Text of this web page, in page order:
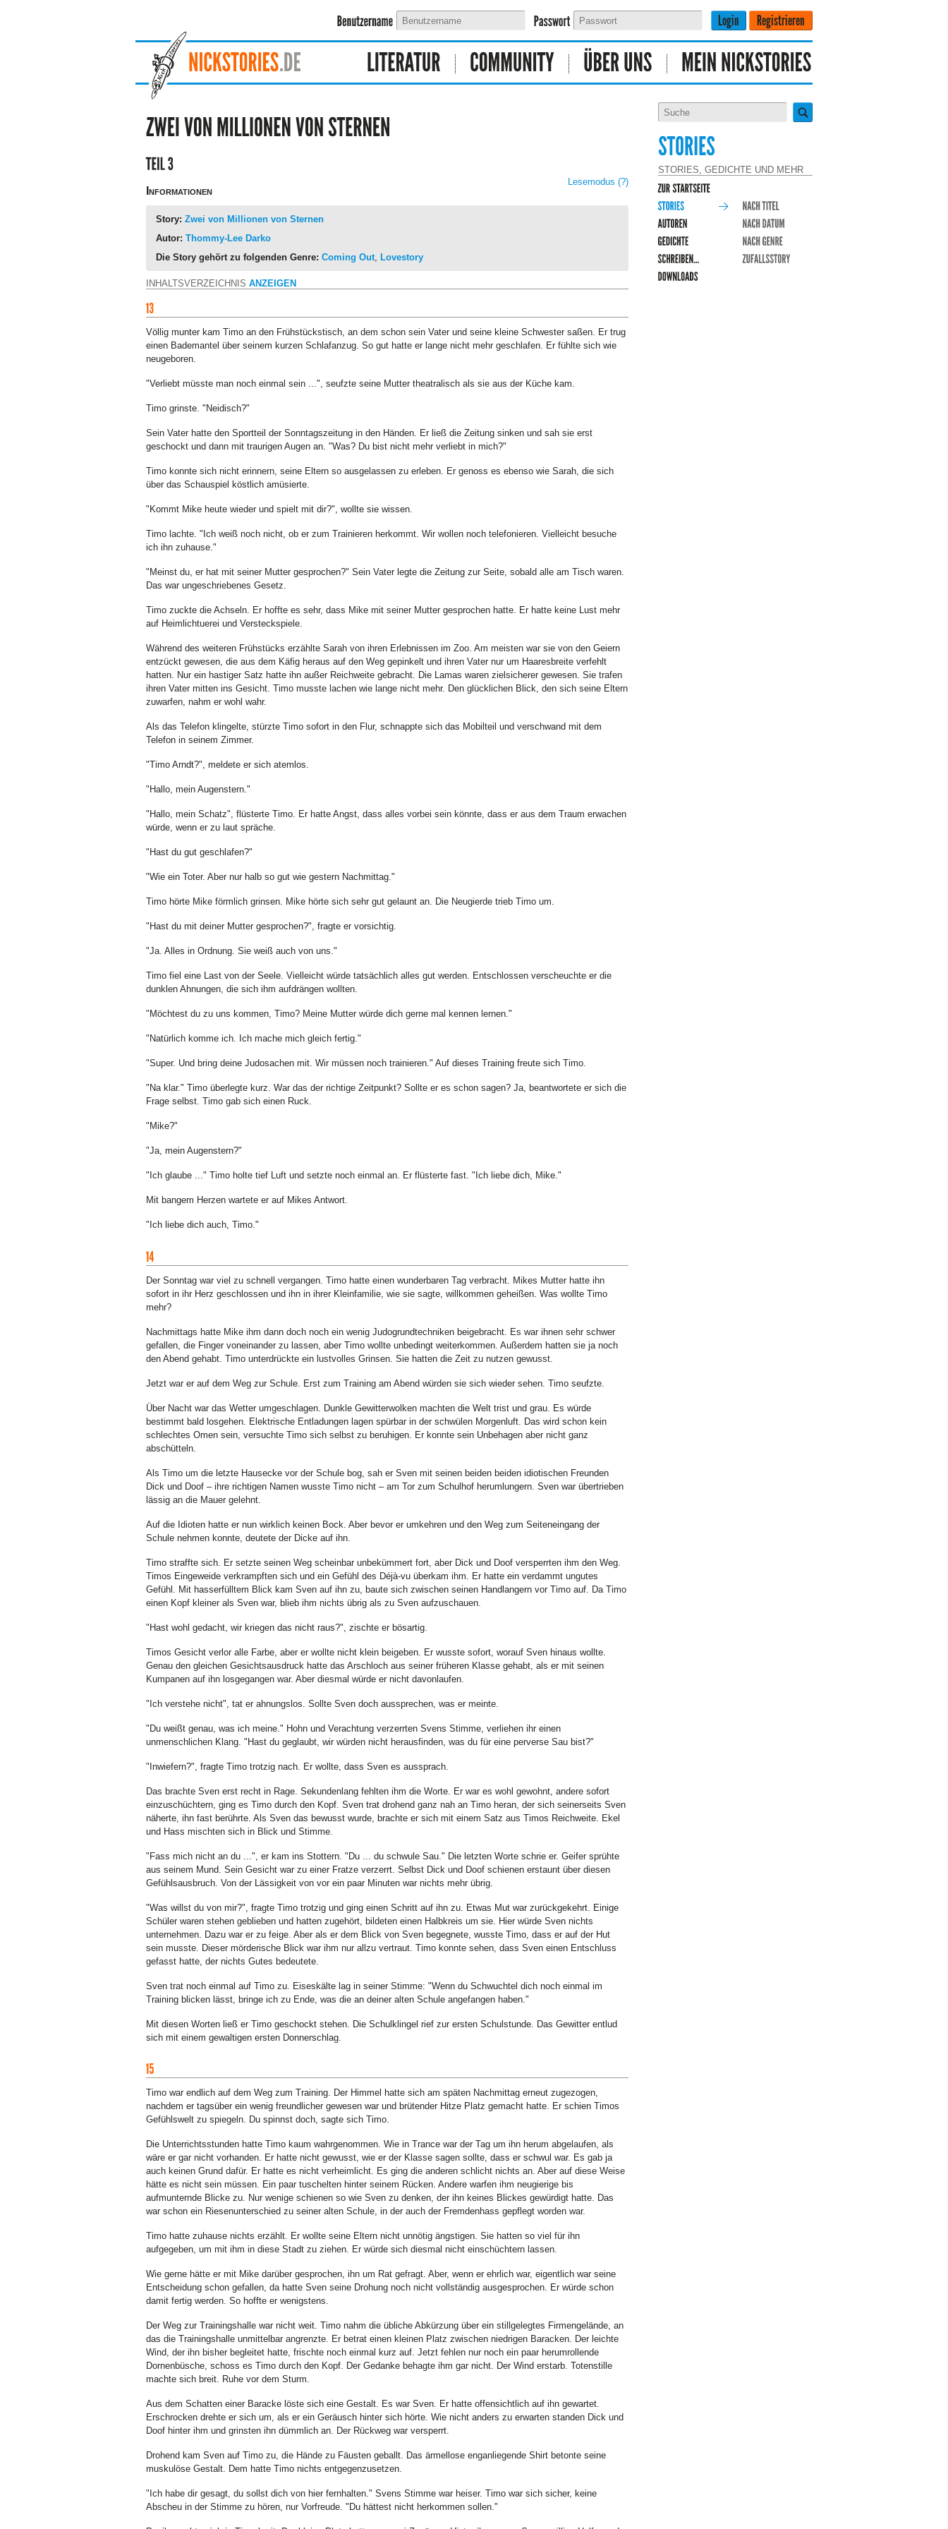
STORIES, GEDICHTE UND MEHR
Lesemodus (?)
Informationen
Story: Zwei von Millionen von Sternen
Autor: Thommy-Lee Darko
Die Story gehört zu folgenden Genre: Coming Out Lovestory
INHALTSVERZEICHNIS ANZEIGEN
Völlig munter kam Timo an den Frühstückstisch, an dem schon sein Vater und seine kleine Schwester saßen. Er trug
einen Bademantel über seinem kurzen Schlafanzug. So gut hatte er lange nicht mehr geschlafen. Er fühlte sich wie
neugeboren.
"Verliebt müsste man noch einmal sein ...", seufzte seine Mutter theatralisch als sie aus der Küche kam.
Timo grinste. "Neidisch?"
Sein Vater hatte den Sportteil der Sonntagszeitung in den Händen. Er ließ die Zeitung sinken und sah sie erst
geschockt und dann mit traurigen Augen an. "Was? Du bist nicht mehr verliebt in mich?"
Timo konnte sich nicht erinnern, seine Eltern so ausgelassen zu erleben. Er genoss es ebenso wie Sarah, die sich
über das Schauspiel köstlich amüsierte.
"Kommt Mike heute wieder und spielt mit dir?", wollte sie wissen.
Timo lachte. "Ich weiß noch nicht, ob er zum Trainieren herkommt. Wir wollen noch telefonieren. Vielleicht besuche
ich ihn zuhause."
"Meinst du, er hat mit seiner Mutter gesprochen?" Sein Vater legte die Zeitung zur Seite, sobald alle am Tisch waren.
Das war ungeschriebenes Gesetz.
Timo zuckte die Achseln. Er hoffte es sehr, dass Mike mit seiner Mutter gesprochen hatte. Er hatte keine Lust mehr
auf Heimlichtuerei und Versteckspiele.
Während des weiteren Frühstücks erzählte Sarah von ihren Erlebnissen im Zoo. Am meisten war sie von den Geiern
entzückt gewesen, die aus dem Käfig heraus auf den Weg gepinkelt und ihren Vater nur um Haaresbreite verfehlt
hatten. Nur ein hastiger Satz hatte ihn außer Reichweite gebracht. Die Lamas waren zielsicherer gewesen. Sie trafen
ihren Vater mitten ins Gesicht. Timo musste lachen wie lange nicht mehr. Den glücklichen Blick, den sich seine Eltern
zuwarfen, nahm er wohl wahr.
Als das Telefon klingelte, stürzte Timo sofort in den Flur, schnappte sich das Mobilteil und verschwand mit dem
Telefon in seinem Zimmer.
"Timo Arndt?", meldete er sich atemlos.
"Hallo, mein Augenstern."
"Hallo, mein Schatz", flüsterte Timo. Er hatte Angst, dass alles vorbei sein könnte, dass er aus dem Traum erwachen
würde, wenn er zu laut spräche.
"Hast du gut geschlafen?"
"Wie ein Toter. Aber nur halb so gut wie gestern Nachmittag."
Timo hörte Mike förmlich grinsen. Mike hörte sich sehr gut gelaunt an. Die Neugierde trieb Timo um.
"Hast du mit deiner Mutter gesprochen?", fragte er vorsichtig.
"Ja. Alles in Ordnung. Sie weiß auch von uns."
Timo fiel eine Last von der Seele. Vielleicht würde tatsächlich alles gut werden. Entschlossen verscheuchte er die
dunklen Ahnungen, die sich ihm aufdrängen wollten.
"Möchtest du zu uns kommen, Timo? Meine Mutter würde dich gerne mal kennen lernen."
"Natürlich komme ich. Ich mache mich gleich fertig."
"Super. Und bring deine Judosachen mit. Wir müssen noch trainieren." Auf dieses Training freute sich Timo.
"Na klar." Timo überlegte kurz. War das der richtige Zeitpunkt? Sollte er es schon sagen? Ja, beantwortete er sich die
Frage selbst. Timo gab sich einen Ruck.
"Mike?"
"Ja, mein Augenstern?"
"Ich glaube ..." Timo holte tief Luft und setzte noch einmal an. Er flüsterte fast. "Ich liebe dich, Mike."
Mit bangem Herzen wartete er auf Mikes Antwort.
"Ich liebe dich auch, Timo."
Der Sonntag war viel zu schnell vergangen. Timo hatte einen wunderbaren Tag verbracht. Mikes Mutter hatte ihn
sofort in ihr Herz geschlossen und ihn in ihrer Kleinfamilie, wie sie sagte, willkommen geheißen. Was wollte Timo
mehr?
Nachmittags hatte Mike ihm dann doch noch ein wenig Judogrundtechniken beigebracht. Es war ihnen sehr schwer
gefallen, die Finger voneinander zu lassen, aber Timo wollte unbedingt weiterkommen. Außerdem hatten sie ja noch
den Abend gehabt. Timo unterdrückte ein lustvolles Grinsen. Sie hatten die Zeit zu nutzen gewusst.
Jetzt war er auf dem Weg zur Schule. Erst zum Training am Abend würden sie sich wieder sehen. Timo seufzte.
Über Nacht war das Wetter umgeschlagen. Dunkle Gewitterwolken machten die Welt trist und grau. Es würde
bestimmt bald losgehen. Elektrische Entladungen lagen spürbar in der schwülen Morgenluft. Das wird schon kein
schlechtes Omen sein, versuchte Timo sich selbst zu beruhigen. Er konnte sein Unbehagen aber nicht ganz
abschütteln.
Als Timo um die letzte Hausecke vor der Schule bog, sah er Sven mit seinen beiden beiden idiotischen Freunden
Dick und Doof – ihre richtigen Namen wusste Timo nicht – am Tor zum Schulhof herumlungern. Sven war übertrieben
lässig an die Mauer gelehnt.
Auf die Idioten hatte er nun wirklich keinen Bock. Aber bevor er umkehren und den Weg zum Seiteneingang der
Schule nehmen konnte, deutete der Dicke auf ihn.
Timo straffte sich. Er setzte seinen Weg scheinbar unbekümmert fort, aber Dick und Doof versperrten ihm den Weg.
Timos Eingeweide verkrampften sich und ein Gefühl des Déjà-vu überkam ihm. Er hatte ein verdammt ungutes
Gefühl. Mit hasserfülltem Blick kam Sven auf ihn zu, baute sich zwischen seinen Handlangern vor Timo auf. Da Timo
einen Kopf kleiner als Sven war, blieb ihm nichts übrig als zu Sven aufzuschauen.
"Hast wohl gedacht, wir kriegen das nicht raus?", zischte er bösartig.
Timos Gesicht verlor alle Farbe, aber er wollte nicht klein beigeben. Er wusste sofort, worauf Sven hinaus wollte.
Genau den gleichen Gesichtsausdruck hatte das Arschloch aus seiner früheren Klasse gehabt, als er mit seinen
Kumpanen auf ihn losgegangen war. Aber diesmal würde er nicht davonlaufen.
"Ich verstehe nicht", tat er ahnungslos. Sollte Sven doch aussprechen, was er meinte.
"Du weißt genau, was ich meine." Hohn und Verachtung verzerrten Svens Stimme, verliehen ihr einen
unmenschlichen Klang. "Hast du geglaubt, wir würden nicht herausfinden, was du für eine perverse Sau bist?"
"Inwiefern?", fragte Timo trotzig nach. Er wollte, dass Sven es aussprach.
Das brachte Sven erst recht in Rage. Sekundenlang fehlten ihm die Worte. Er war es wohl gewohnt, andere sofort
einzuschüchtern, ging es Timo durch den Kopf. Sven trat drohend ganz nah an Timo heran, der sich seinerseits Sven
näherte, ihn fast berührte. Als Sven das bewusst wurde, brachte er sich mit einem Satz aus Timos Reichweite. Ekel
und Hass mischten sich in Blick und Stimme.
"Fass mich nicht an du ...", er kam ins Stottern. "Du ... du schwule Sau." Die letzten Worte schrie er. Geifer sprühte
aus seinem Mund. Sein Gesicht war zu einer Fratze verzerrt. Selbst Dick und Doof schienen erstaunt über diesen
Gefühlsausbruch. Von der Lässigkeit von vor ein paar Minuten war nichts mehr übrig.
"Was willst du von mir?", fragte Timo trotzig und ging einen Schritt auf ihn zu. Etwas Mut war zurückgekehrt. Einige
Schüler waren stehen geblieben und hatten zugehört, bildeten einen Halbkreis um sie. Hier würde Sven nichts
unternehmen. Dazu war er zu feige. Aber als er dem Blick von Sven begegnete, wusste Timo, dass er auf der Hut
sein musste. Dieser mörderische Blick war ihm nur allzu vertraut. Timo konnte sehen, dass Sven einen Entschluss
gefasst hatte, der nichts Gutes bedeutete.
Sven trat noch einmal auf Timo zu. Eiseskälte lag in seiner Stimme: "Wenn du Schwuchtel dich noch einmal im
Training blicken lässt, bringe ich zu Ende, was die an deiner alten Schule angefangen haben."
Mit diesen Worten ließ er Timo geschockt stehen. Die Schulklingel rief zur ersten Schulstunde. Das Gewitter entlud
sich mit einem gewaltigen ersten Donnerschlag.
Timo war endlich auf dem Weg zum Training. Der Himmel hatte sich am späten Nachmittag erneut zugezogen,
nachdem er tagsüber ein wenig freundlicher gewesen war und brütender Hitze Platz gemacht hatte. Er schien Timos
Gefühlswelt zu spiegeln. Du spinnst doch, sagte sich Timo.
Die Unterrichtsstunden hatte Timo kaum wahrgenommen. Wie in Trance war der Tag um ihn herum abgelaufen, als
wäre er gar nicht vorhanden. Er hatte nicht gewusst, wie er der Klasse sagen sollte, dass er schwul war. Es gab ja
auch keinen Grund dafür. Er hatte es nicht verheimlicht. Es ging die anderen schlicht nichts an. Aber auf diese Weise
hätte es nicht sein müssen. Ein paar tuschelten hinter seinem Rücken. Andere warfen ihm neugierige bis
aufmunternde Blicke zu. Nur wenige schienen so wie Sven zu denken, der ihn keines Blickes gewürdigt hatte. Das
war schon ein Riesenunterschied zu seiner alten Schule, in der auch der Fremdenhass gepflegt worden war.
Timo hatte zuhause nichts erzählt. Er wollte seine Eltern nicht unnötig ängstigen. Sie hatten so viel für ihn
aufgegeben, um mit ihm in diese Stadt zu ziehen. Er würde sich diesmal nicht einschüchtern lassen.
Wie gerne hätte er mit Mike darüber gesprochen, ihn um Rat gefragt. Aber, wenn er ehrlich war, eigentlich war seine
Entscheidung schon gefallen, da hatte Sven seine Drohung noch nicht vollständig ausgesprochen. Er würde schon
damit fertig werden. So hoffte er wenigstens.
Der Weg zur Trainingshalle war nicht weit. Timo nahm die übliche Abkürzung über ein stillgelegtes Firmengelände, an
das die Trainingshalle unmittelbar angrenzte. Er betrat einen kleinen Platz zwischen niedrigen Baracken. Der leichte
Wind, der ihn bisher begleitet hatte, frischte noch einmal kurz auf. Jetzt fehlen nur noch ein paar herumrollende
Dornenbüsche, schoss es Timo durch den Kopf. Der Gedanke behagte ihm gar nicht. Der Wind erstarb. Totenstille
machte sich breit. Ruhe vor dem Sturm.
Aus dem Schatten einer Baracke löste sich eine Gestalt. Es war Sven. Er hatte offensichtlich auf ihn gewartet.
Erschrocken drehte er sich um, als er ein Geräusch hinter sich hörte. Wie nicht anders zu erwarten standen Dick und
Doof hinter ihm und grinsten ihn dümmlich an. Der Rückweg war versperrt.
Drohend kam Sven auf Timo zu, die Hände zu Fäusten geballt. Das ärmellose enganliegende Shirt betonte seine
muskulöse Gestalt. Dem hatte Timo nichts entgegenzusetzen.
"Ich habe dir gesagt, du sollst dich von hier fernhalten." Svens Stimme war heiser. Timo war sich sicher, keine
Abscheu in der Stimme zu hören, nur Vorfreude. "Du hättest nicht herkommen sollen."